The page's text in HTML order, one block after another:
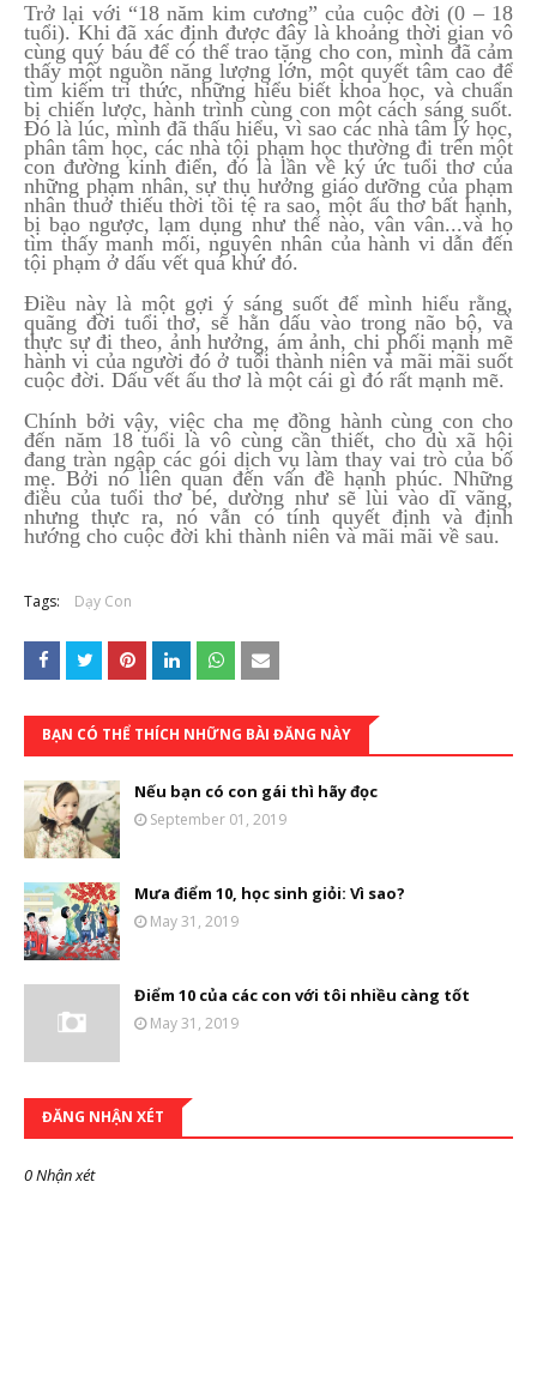
Trở lại với “18 năm kim cương” của cuộc đời (0 – 18
tuổi). Khi đã xác định được đây là khoảng thời gian vô
cùng quý báu để có thể trao tặng cho con, mình đã cảm
thấy một nguồn năng lượng lớn, một quyết tâm cao để
tìm kiếm tri thức, những hiểu biết khoa học, và chuẩn
bị chiến lược, hành trình cùng con một cách sáng suốt.
Đó là lúc, mình đã thấu hiểu, vì sao các nhà tâm lý học,
phân tâm học, các nhà tội phạm học thường đi trên một
con đường kinh điển, đó là lần về ký ức tuổi thơ của
những phạm nhân, sự thụ hưởng giáo dưỡng của phạm
nhân thuở thiếu thời tồi tệ ra sao, một ấu thơ bất hạnh,
bị bạo ngược, lạm dụng như thế nào, vân vân...và họ
tìm thấy manh mối, nguyên nhân của hành vi dẫn đến
tội phạm ở dấu vết quá khứ đó.
Điều này là một gợi ý sáng suốt để mình hiểu rằng,
quãng đời tuổi thơ, sẽ hằn dấu vào trong não bộ, và
thực sự đi theo, ảnh hưởng, ám ảnh, chi phối mạnh mẽ
hành vi của người đó ở tuổi thành niên và mãi mãi suốt
cuộc đời. Dấu vết ấu thơ là một cái gì đó rất mạnh mẽ.
Chính bởi vậy, việc cha mẹ đồng hành cùng con cho
đến năm 18 tuổi là vô cùng cần thiết, cho dù xã hội
đang tràn ngập các gói dịch vụ làm thay vai trò của bố
mẹ. Bởi nó liên quan đến vấn đề hạnh phúc. Những
điều của tuổi thơ bé, dường như sẽ lùi vào dĩ vãng,
nhưng thực ra, nó vẫn có tính quyết định và định
hướng cho cuộc đời khi thành niên và mãi mãi về sau.
Tags: Dạy Con
BẠN CÓ THỂ THÍCH NHỮNG BÀI ĐĂNG NÀY
Nếu bạn có con gái thì hãy đọc
September 01, 2019
Mưa điểm 10, học sinh giỏi: Vì sao?
May 31, 2019
Điểm 10 của các con với tôi nhiều càng tốt
May 31, 2019
ĐĂNG NHẬN XÉT
0 Nhận xét